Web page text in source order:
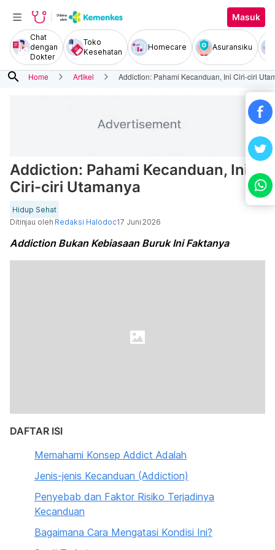
Masuk
Chat
dengan
Dokter
Toko
Kesehatan
Homecare Asuransiku
search Home Artikel Addiction: Pahami Kecanduan, Ini Ciri-ciri
Addiction: Pahami Kecanduan, Ini
Ciri-ciri Utamanya
Hidup Sehat
Ditinjau oleh Redaksi Halodoc17 Juni 2026
Addiction Bukan Kebiasaan Buruk Ini Faktanya
DAFTAR ISI
Memahami Konsep Addict Adalah
Jenis-jenis Kecanduan (Addiction)
Penyebab dan Faktor Risiko Terjadinya
Kecanduan
Bagaimana Cara Mengatasi Kondisi Ini?